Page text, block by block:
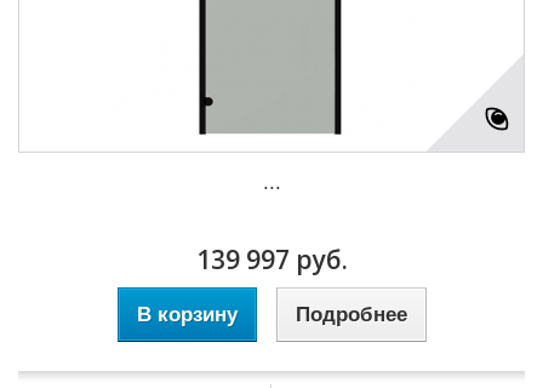
...
139 997 руб.
В корзину Подробнее